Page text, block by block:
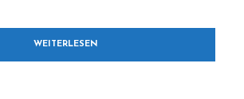
WEITERLESEN